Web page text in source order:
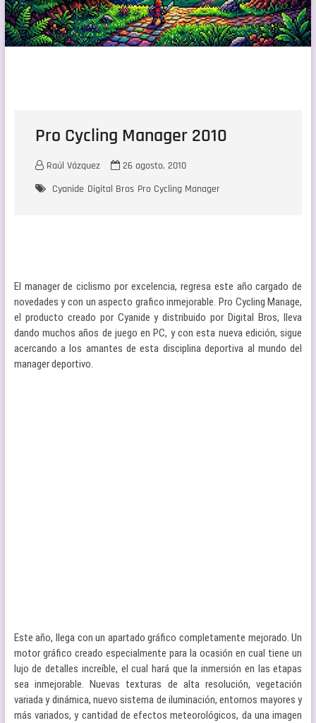
Pro Cycling Manager 2010
Raúl Vázquez
26 agosto, 2010
Cyanide Digital Bros Pro Cycling Manager
El manager de ciclismo por excelencia, regresa este año cargado de
novedades y con un aspecto grafico inmejorable. Pro Cycling Manage,
el producto creado por Cyanide y distribuido por Digital Bros, lleva
dando muchos años de juego en PC, y con esta nueva edición, sigue
acercando a los amantes de esta disciplina deportiva al mundo del
manager deportivo.
Este año, llega con un apartado gráfico completamente mejorado. Un
motor gráfico creado especialmente para la ocasión en cual tiene un
lujo de detalles increíble, el cual hará que la inmersión en las etapas
sea inmejorable. Nuevas texturas de alta resolución, vegetación
variada y dinámica, nuevo sistema de iluminación, entornos mayores y
más variados, y cantidad de efectos meteorológicos, da una imagen